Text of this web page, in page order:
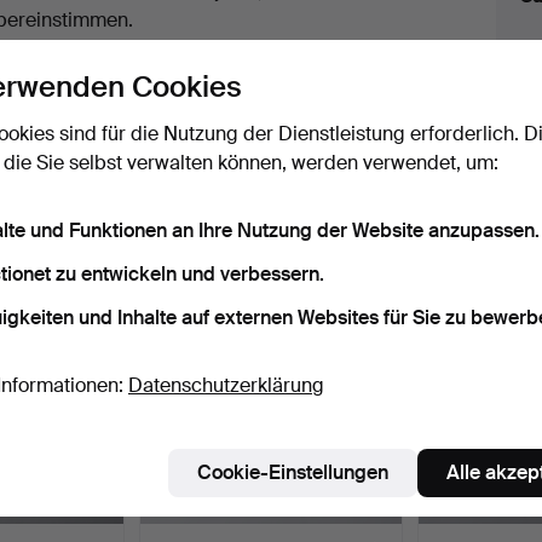
zu erhalten, sobald dieses Objekt
ist.
die mit Ihrer Suche
Cookies
sind für die Nutzung der Dienstleistung erforderlich.
Sie selbst verwalten können, werden verwendet, um:
und Funktionen an Ihre Nutzung der Website anzupassen.
zu entwickeln und verbessern.
und Inhalte auf externen Websites für Sie zu
Datenschutzerklärung
Cookie-Einstellungen Alle